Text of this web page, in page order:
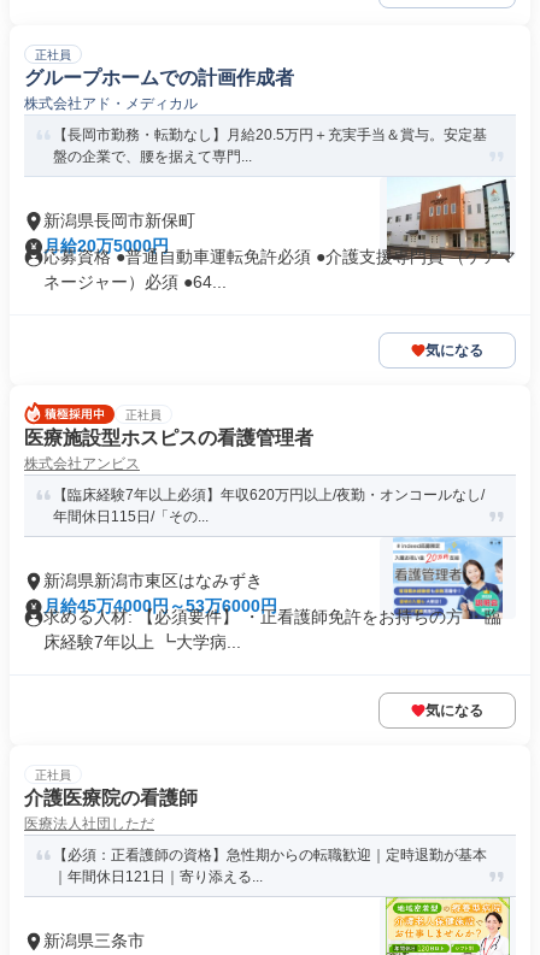
正社員
グループホームでの計画作成者
株式会社アド・メディカル
【長岡市勤務・転勤なし】月給20.5万円＋充実手当＆賞与。安定基
盤の企業で、腰を据えて専門...
新潟県長岡市新保町
月給20万5000円
応募資格 ●普通自動車運転免許必須 ●介護支援専門員 （ケアマ
ネージャー）必須 ●64...
気になる
正社員
医療施設型ホスピスの看護管理者
株式会社アンビス
【臨床経験7年以上必須】年収620万円以上/夜勤・オンコールなし/
年間休日115日/「その...
新潟県新潟市東区はなみずき
月給45万4000円～53万6000円
求める人材: 【必須要件】 ・正看護師免許をお持ちの方 ・臨
床経験7年以上 ┗大学病...
気になる
正社員
介護医療院の看護師
医療法人社団しただ
【必須：正看護師の資格】急性期からの転職歓迎｜定時退勤が基本
｜年間休日121日｜寄り添える...
新潟県三条市